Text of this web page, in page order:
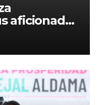
aficionados
2026